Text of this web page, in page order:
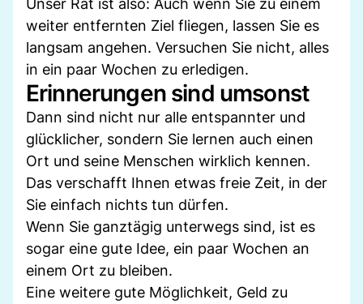
Unser Rat ist also: Auch wenn Sie zu einem
weiter entfernten Ziel fliegen, lassen Sie es
langsam angehen. Versuchen Sie nicht, alles
in ein paar Wochen zu erledigen.
Erinnerungen sind umsonst
Dann sind nicht nur alle entspannter und
glücklicher, sondern Sie lernen auch einen
Ort und seine Menschen wirklich kennen.
Das verschafft Ihnen etwas freie Zeit, in der
Sie einfach nichts tun dürfen.
Wenn Sie ganztägig unterwegs sind, ist es
sogar eine gute Idee, ein paar Wochen an
einem Ort zu bleiben.
Eine weitere gute Möglichkeit, Geld zu